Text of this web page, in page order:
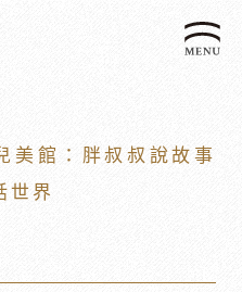
化
美館：胖叔叔說故事
世界